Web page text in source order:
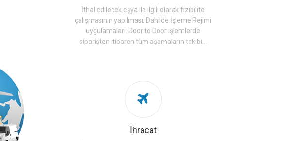
İthal edilecek eşya ile ilgili olarak fizibilite
çalışmasının yapılması. Dahilde İşleme Rejimi
uygulamaları. Door to Door işlemlerde
siparişten itibaren tüm aşamaların takibi...
İhracat